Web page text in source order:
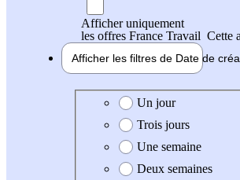
Afficher uniquement
les offres France Travail Cette
Afficher les filtres de Date de
Date de création de l'offre
Un jour
Trois jours
Une semaine
Deux semaines